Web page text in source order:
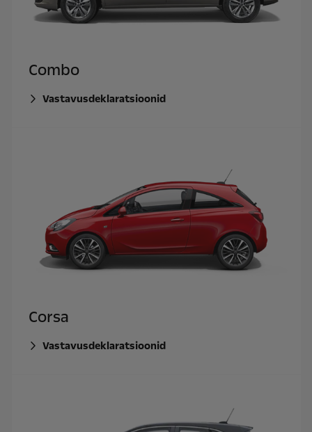
Combo
Vastavusdeklaratsioonid
Corsa
Vastavusdeklaratsioonid